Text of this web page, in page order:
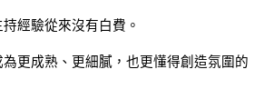
經驗從來沒有白費。
更成熟、更細膩，也更懂得創造氛圍的